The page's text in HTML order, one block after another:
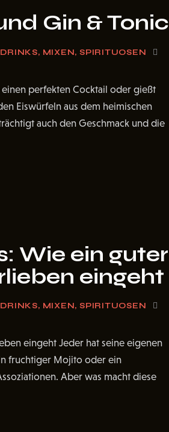
Gin & Tonic
DRINKS, MIXEN, SPIRITUOSEN
perfekten Cocktail oder gießt
Eiswürfeln aus dem heimischen
auch den Geschmack und die
Wie ein guter
eingeht
DRINKS, MIXEN, SPIRITUOSEN
eingeht Jeder hat seine eigenen
fruchtiger Mojito oder ein
Aber was macht diese